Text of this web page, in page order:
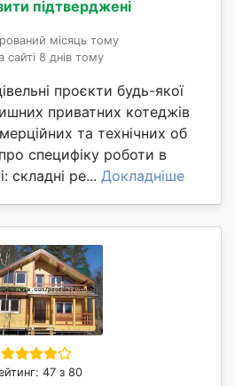
підтверджені
місяць тому
сайті 8 днів тому
проєкти будь-якої
приватних котеджів
та технічних об
специфіку роботи в
складні ре... Докладніше
47 з 80